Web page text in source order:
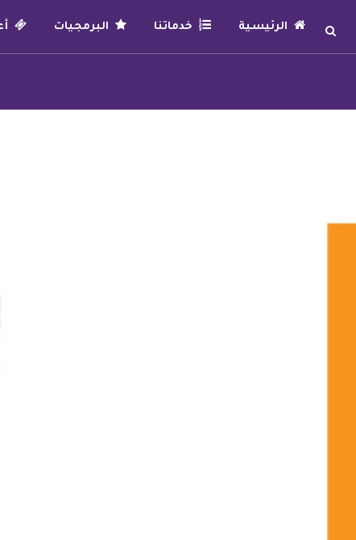
الرئيسية خدماتنا البرمجيات